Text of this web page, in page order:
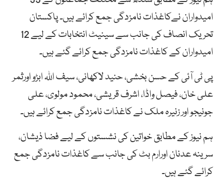
امیدواران نےکاغذات نامزدگی جمع کرائے ہیں۔ پاکستان
تحریک انصاف کی جانب سے سینیٹ انتخابات کے لیے 12
امیدواران کے کاغذات نامزدگی جمع کرائے گئے ہیں۔
پی ٹی آئی کے حسن بخشی، حنید لاکھانی، سیف اللہ ابڑو اورثمر
علی خان، فیصل واڈا، اشرف قریشی، محمود مولوی، علی
جونیجو اور زنیرہ ملک نے کاغذات نامزدگی جمع کرائے ہیں۔
ہم نیوز کے مطابق خواتین کی نشستوں کے لیے فضا ذیشان،
سرینہ عدنان اورارم بٹ کی جانب سے کاغذات نامزدگی جمع
کرائے گئے ہیں۔